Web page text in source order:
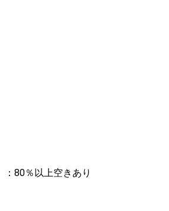
：80％以上空きあり